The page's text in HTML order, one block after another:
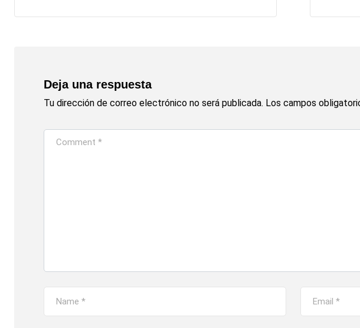
Deja una respuesta
Tu dirección de correo electrónico no será publicada. Los campos